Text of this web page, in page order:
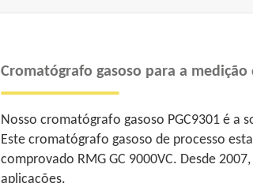
Cromatógrafo gasoso para a
Nosso cromatógrafo gasoso PGC9301 é a
Este cromatógrafo gasoso de processo
comprovado RMG GC 9000VC. Desde
aplicações.